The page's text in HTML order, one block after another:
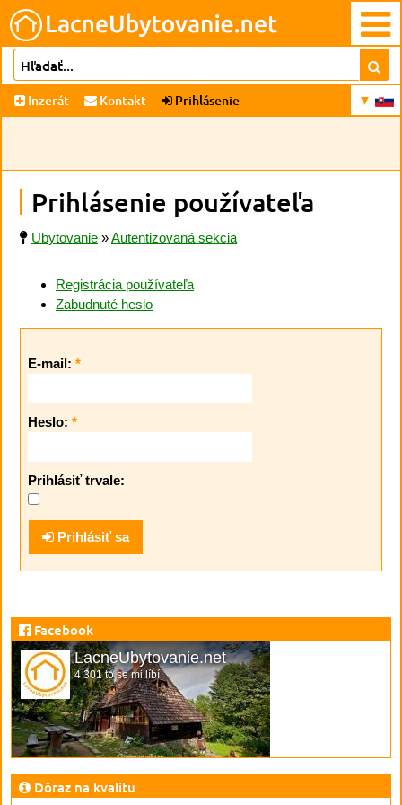
Inzerát Kontakt Prihlásenie
Prihlásenie používateľa
Ubytovanie »Autentizovaná sekcia
Registrácia používateľa
Zabudnuté heslo
E-mail: *
Heslo: *
Prihlásiť trvale:
Prihlásiť sa
Facebook
LacneUbytovanie.net
4 301 to se mi líbí
Dôraz na kvalitu